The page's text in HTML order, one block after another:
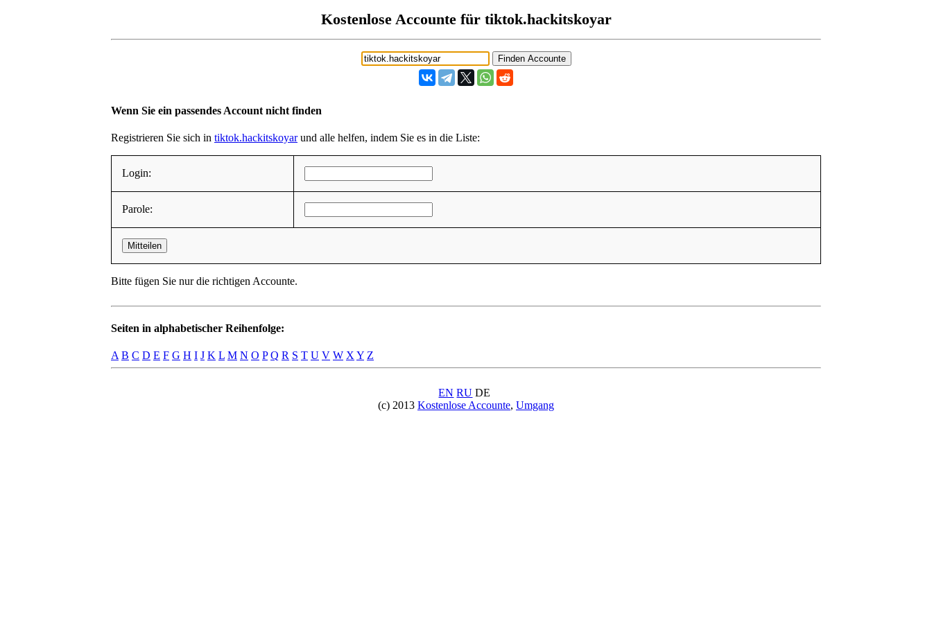
Kostenlose Accounte für tiktok.hackitskoyar
Wenn Sie ein passendes Account nicht finden
Registrieren Sie sich in tiktok.hackitskoyarund alle helfen, indem Sie es in die Liste:
Login:
Parole:
Mitteilen
Bitte fügen Sie nur die richtigen Accounte.
Seiten in alphabetischer Reihenfolge:
A B C D E F G H I J K L M N O P Q R S T U V W X Y Z
EN RU DE
(c) 2013 Kostenlose Accounte, Umgang